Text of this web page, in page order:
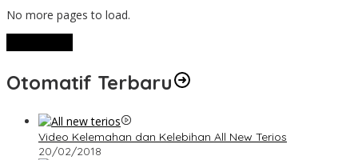
No more pages to load.
Otomatif Terbaru
Video Kelemahan dan Kelebihan All New Terios
20/02/2018